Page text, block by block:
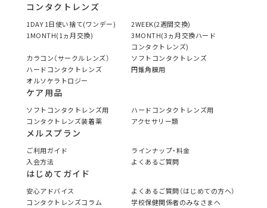
コンタクトレンズ
1DAY 1日使い捨て(ワンデー)
2WEEK(2週間交換)
1MONTH(1ヵ月交換)
3MONTH(3ヵ月交換ハード
コンタクトレンズ)
カラコン（サークルレンズ）
ソフトコンタクトレンズ
ハードコンタクトレンズ
円錐角膜用
オルソケラトロジー
ケア用品
ソフトコンタクトレンズ用
ハードコンタクトレンズ用
コンタクトレンズ装着薬
アクセサリー類
メルスプラン
ご利用ガイド
ラインナップ・料金
入会方法
よくあるご質問
はじめてガイド
安心アドバイス
よくあるご質問（はじめての方へ）
コンタクトレンズコラム
学校保健関係者のみなさまへ